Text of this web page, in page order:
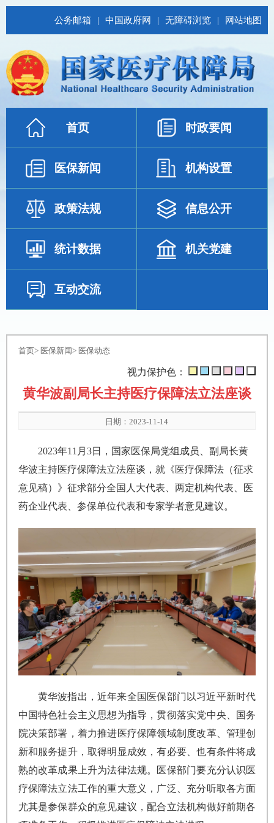
公务邮箱 | 中国政府网 | 无障碍浏览 | 网站地图
首页 时政要闻
医保新闻 机构设置
政策法规 信息公开
统计数据 机关党建
互动交流
首页> 医保新闻> 医保动态
视力保护色：
黄华波副局长主持医疗保障法立法座谈
日期：2023-11-14
2023年11月3日，国家医保局党组成员、副局长黄
华波主持医疗保障法立法座谈，就《医疗保障法（征求
意见稿）》征求部分全国人大代表、两定机构代表、医
药企业代表、参保单位代表和专家学者意见建议。
黄华波指出，近年来全国医保部门以习近平新时代
中国特色社会主义思想为指导，贯彻落实党中央、国务
院决策部署，着力推进医疗保障领域制度改革、管理创
新和服务提升，取得明显成效，有必要、也有条件将成
熟的改革成果上升为法律法规。医保部门要充分认识医
疗保障法立法工作的重大意义，广泛、充分听取各方面
尤其是参保群众的意见建议，配合立法机构做好前期各